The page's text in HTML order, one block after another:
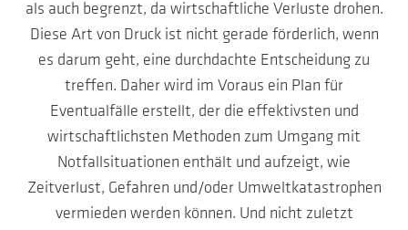
als auch begrenzt, da wirtschaftliche Verluste drohen.
Diese Art von Druck ist nicht gerade förderlich, wenn
es darum geht, eine durchdachte Entscheidung zu
treffen. Daher wird im Voraus ein Plan für
Eventualfälle erstellt, der die effektivsten und
wirtschaftlichsten Methoden zum Umgang mit
Notfallsituationen enthält und aufzeigt, wie
Zeitverlust, Gefahren und/oder Umweltkatastrophen
vermieden werden können. Und nicht zuletzt